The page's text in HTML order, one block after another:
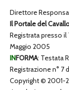
Direttore
Il Portale del
Registrata presso il
Maggio 2005
INFORMA: Testata
Registrazione n° 7
Copyright © 2001-